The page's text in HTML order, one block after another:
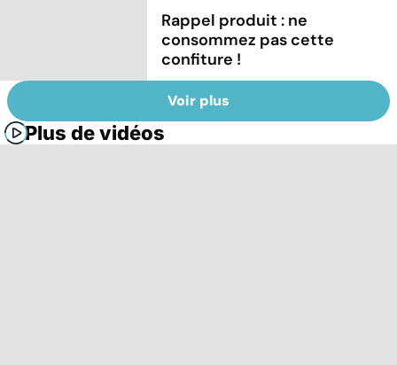
Rappel produit : ne
consommez pas cette
confiture !
Voir plus
Plus de vidéos